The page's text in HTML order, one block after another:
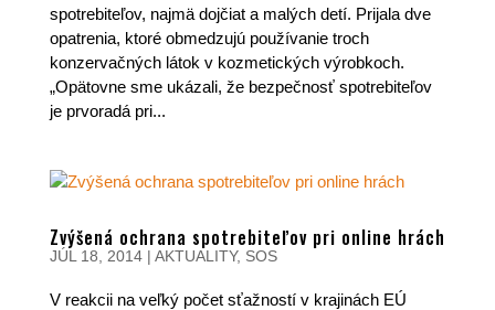
spotrebiteľov, najmä dojčiat a malých detí. Prijala dve
opatrenia, ktoré obmedzujú používanie troch
konzervačných látok v kozmetických výrobkoch.
„Opätovne sme ukázali, že bezpečnosť spotrebiteľov
je prvoradá pri...
Zvýšená ochrana spotrebiteľov pri online hrách
JÚL 18, 2014| AKTUALITY, SOS
V reakcii na veľký počet sťažností v krajinách EÚ